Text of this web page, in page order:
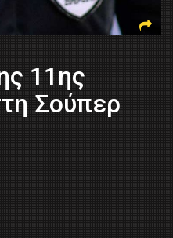
11ης
Σούπερ